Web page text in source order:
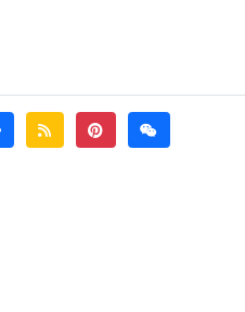
reddit rss pinterestweixin